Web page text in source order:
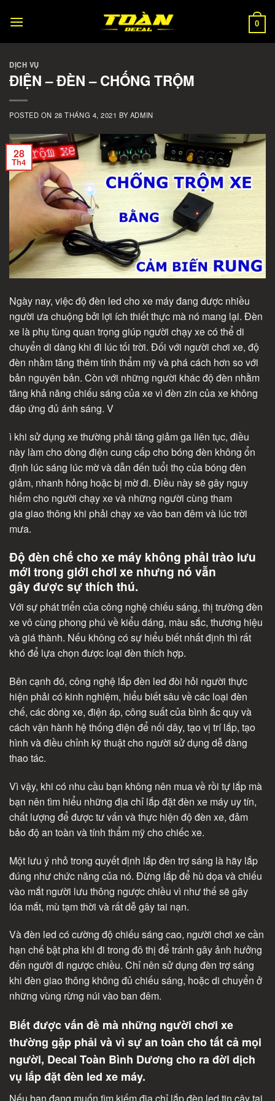
0
DỊCH VỤ
ĐIỆN – ĐÈN – CHỐNG TRỘM
POSTED ON 28 THÁNG 4, 2021 BYADMIN
28
Th4
Ngày nay, việc độ đèn led cho xe máy đang được nhiều
người ưa chuộng bởi lợi ích thiết thực mà nó mang lại. Đèn
xe là phụ tùng quan trọng giúp người chạy xe có thể di
chuyển di dàng khi đi lúc tối trời. Đối với người chơi xe, độ
đèn nhằm tăng thêm tính thẩm mỹ và phá cách hơn so với
bản nguyên bản. Còn với những người khác độ đèn nhằm
tăng khả năng chiếu sáng của xe vì đèn zin của xe không
đáp ứng đủ ánh sáng. V
ì khi sử dụng xe thường phải tăng giảm ga liên tục, điều
này làm cho dòng điện cung cấp cho bóng đèn không ổn
định lúc sáng lúc mờ và dẫn đến tuổi thọ của bóng đèn
giảm, nhanh hỏng hoặc bị mờ đi. Điều này sẽ gây nguy
hiểm cho người chạy xe và những người cùng tham
gia giao thông khi phải chạy xe vào ban đêm và lúc trời
mưa.
Độ đèn chế cho xe máy không phải trào lưu
mới trong giới chơi xe nhưng nó vẫn
gây được sự thích thú.
Với sự phát triển của công nghệ chiếu sáng, thị trường đèn
xe vô cùng phong phú về kiểu dáng, màu sắc, thương hiệu
và giá thành. Nếu không có sự hiểu biết nhất định thì rất
khó để lựa chọn được loại đèn thích hợp.
Bên cạnh đó, công nghệ lắp đèn led đòi hỏi người thực
hiện phải có kinh nghiệm, hiểu biết sâu về các loại đèn
chế, các dòng xe, điện áp, công suất của bình ắc quy và
cách vận hành hệ thống điện để nối dây, tạo vị trí lắp, tạo
hình và điều chỉnh kỹ thuật cho người sử dụng dễ dàng
thao tác.
Vì vậy, khi có nhu cầu bạn không nên mua về rồi tự lắp mà
bạn nên tìm hiểu những địa chỉ lắp đặt đèn xe máy uy tín,
chất lượng để được tư vấn và thực hiện độ đèn xe, đảm
bảo độ an toàn và tính thẩm mỹ cho chiếc xe.
Một lưu ý nhỏ trong quyết định lắp đèn trợ sáng là hãy lắp
đúng như chức năng của nó. Đừng lắp để hù dọa và chiếu
vào mắt người lưu thông ngược chiều vì như thế sẽ gây
lóa mắt, mù tạm thời và rất dễ gây tai nạn.
Và đèn led có cường độ chiếu sáng cao, người chơi xe cần
hạn chế bật pha khi đi trong đô thị để tránh gây ảnh hưởng
đến người đi ngược chiều. Chỉ nên sử dụng đèn trợ sáng
khi đèn giao thông không đủ chiếu sáng, hoặc di chuyển ở
những vùng rừng núi vào ban đêm.
Biết được vấn đề mà những người chơi xe
thường gặp phải và vì sự an toàn cho tất cả mọi
người, Decal Toàn Bình Dương cho ra đời dịch
vụ lắp đặt đèn led xe máy.